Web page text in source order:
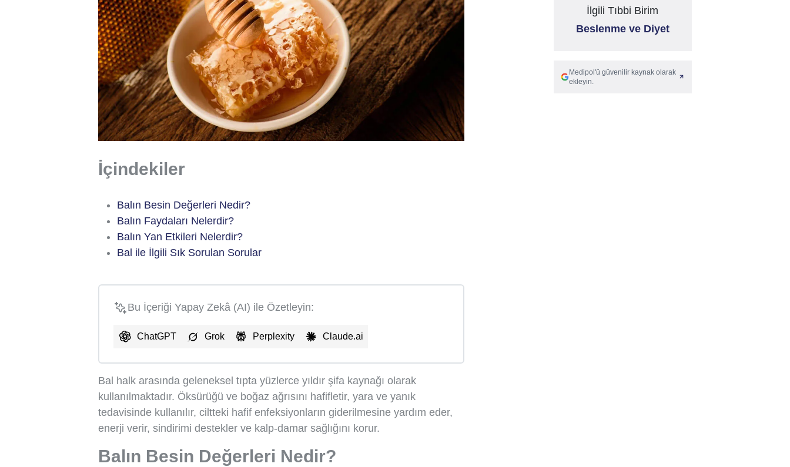
İçindekiler
Balın Besin Değerleri Nedir?
Balın Faydaları Nelerdir?
Balın Yan Etkileri Nelerdir?
Bal ile İlgili Sık Sorulan Sorular
Bu İçeriği Yapay Zekâ (AI) ile Özetleyin:
ChatGPT Grok Perplexity Claude.ai
Bal halk arasında geleneksel tıpta yüzlerce yıldır şifa kaynağı olarak
kullanılmaktadır. Öksürüğü ve boğaz ağrısını hafifletir, yara ve yanık
tedavisinde kullanılır, ciltteki hafif enfeksiyonların giderilmesine yardım eder,
enerji verir, sindirimi destekler ve kalp-damar sağlığını korur.
Balın Besin Değerleri Nedir?
İlgili Tıbbi Birim
Beslenme ve Diyet
Medipol'ü güvenilir kaynak olarak
ekleyin.